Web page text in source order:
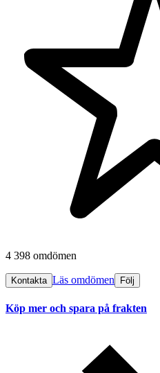
4 398 omdömen
Kontakta Läs omdömen Följ
Köp mer och spara på frakten